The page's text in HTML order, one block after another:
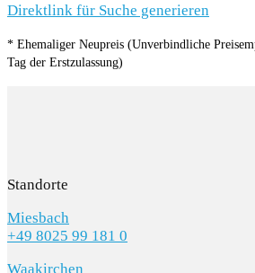
Direktlink für Suche generieren
* Ehemaliger Neupreis (Unverbindliche
Tag der Erstzulassung)
Standorte
Miesbach
+49 8025 99 181 0
Waakirchen